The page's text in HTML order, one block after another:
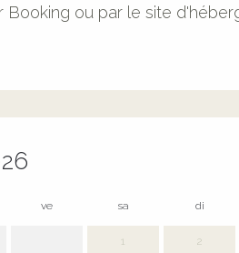
ou par le site
ve sa di
1 2